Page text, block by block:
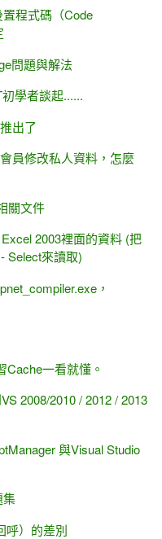
程式碼（Code
問題與解法
學者談起......
出了
員修改私人資料，怎麼
關文件
2003裡面的資料 (把
Select來讀取)
，
Cache一看就懂。
2008/2010 / 2012 / 2013
與Visual Studio
集
呼）的差別